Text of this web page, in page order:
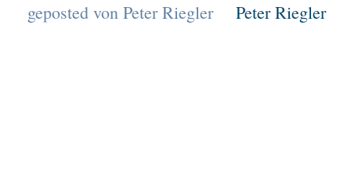
geposted von Peter Riegler
Peter Riegler